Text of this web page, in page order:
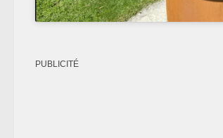
PUBLICITÉ